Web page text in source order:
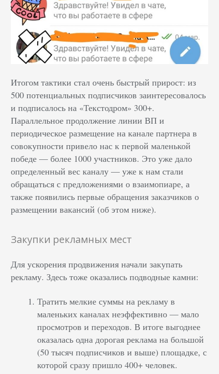
Итогом тактики стал очень быстрый прирост: из
500 потенциальных подписчиков заинтересовалось
и подписалось на «Текстодром» 300+.
Параллельное продолжение линии ВП и
периодическое размещение на канале партнера в
совокупности привело нас к первой маленькой
победе — более 1000 участников. Это уже дало
определенный вес каналу — уже к нам стали
обращаться с предложениями о взаимопиаре, а
также появились первые обращения заказчиков о
размещении вакансий (об этом ниже).
Закупки рекламных мест
Для ускорения продвижения начали закупать
рекламу. Здесь тоже оказались подводные камни:
Тратить мелкие суммы на рекламу в
маленьких каналах неэффективно — мало
просмотров и переходов. В итоге выгоднее
оказалась одна дорогая реклама на большой
(50 тысяч подписчиков и выше) площадке, с
которой сразу пришло 400+ человек.